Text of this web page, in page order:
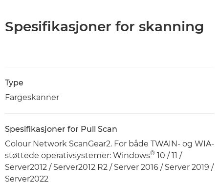
Spesifikasjoner for skanning
Type
Fargeskanner
Spesifikasjoner for Pull Scan
Colour Network ScanGear2. For både TWAIN- og WIA-
støttede operativsystemer: Windows® 10 / 11 /
Server2012 / Server2012 R2 / Server 2016 / Server 2019 /
Server2022